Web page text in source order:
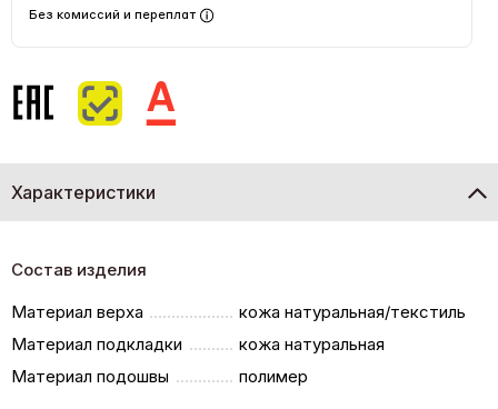
Без комиссий и переплат
Характеристики
Состав изделия
Материал верха
кожа натуральная/текстиль
Материал подкладки
кожа натуральная
Материал подошвы
полимер